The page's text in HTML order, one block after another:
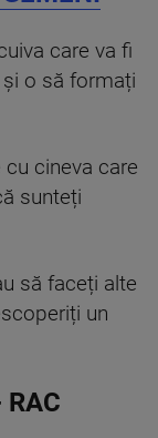
care va fi
o să formați
cineva care
sunteți
să faceți alte
un